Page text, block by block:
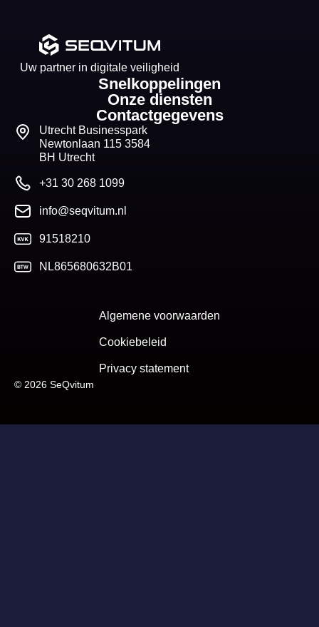
Uw partner in digitale veiligheid
Snelkoppelingen
Onze diensten
Contactgegevens
Utrecht Businesspark
Newtonlaan 115 3584
BH Utrecht
+31 30 268 1099
info@seqvitum.nl
91518210
NL865680632B01
© 2026 SeQvitum
Algemene voorwaarden
Cookiebeleid
Privacy statement